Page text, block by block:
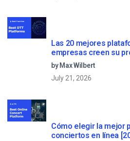
Las 20 mejores
empresas creen su
streaming (2026)
by Max Wilbert
July 21, 2026
Cómo elegir la mejor